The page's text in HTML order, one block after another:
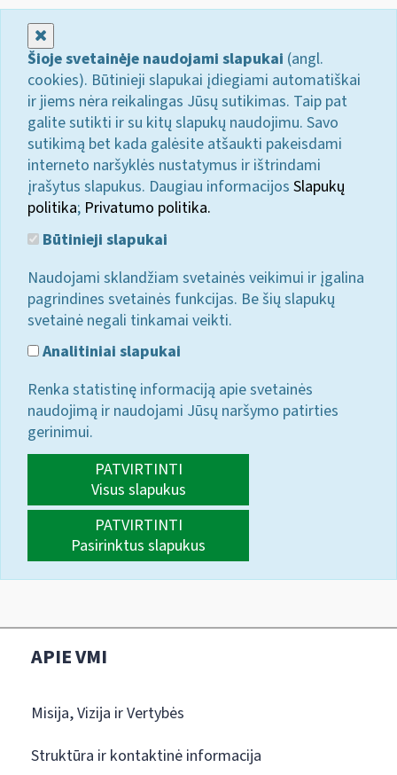
Šioje svetainėje naudojami slapukai (angl.
cookies). Būtinieji slapukai įdiegiami automatiškai
ir jiems nėra reikalingas Jūsų sutikimas. Taip pat
galite sutikti ir su kitų slapukų naudojimu. Savo
sutikimą bet kada galėsite atšaukti pakeisdami
interneto naršyklės nustatymus ir ištrindami
įrašytus slapukus. Daugiau informacijos Slapukų
politika; Privatumo politika.
Būtinieji slapukai
Naudojami sklandžiam svetainės veikimui ir įgalina
pagrindines svetainės funkcijas. Be šių slapukų
svetainė negali tinkamai veikti.
Analitiniai slapukai
Renka statistinę informaciją apie svetainės
naudojimą ir naudojami Jūsų naršymo patirties
gerinimui.
PATVIRTINTI
Visus slapukus
PATVIRTINTI
Pasirinktus slapukus
APIE VMI
Misija, Vizija ir Vertybės
Struktūra ir kontaktinė informacija